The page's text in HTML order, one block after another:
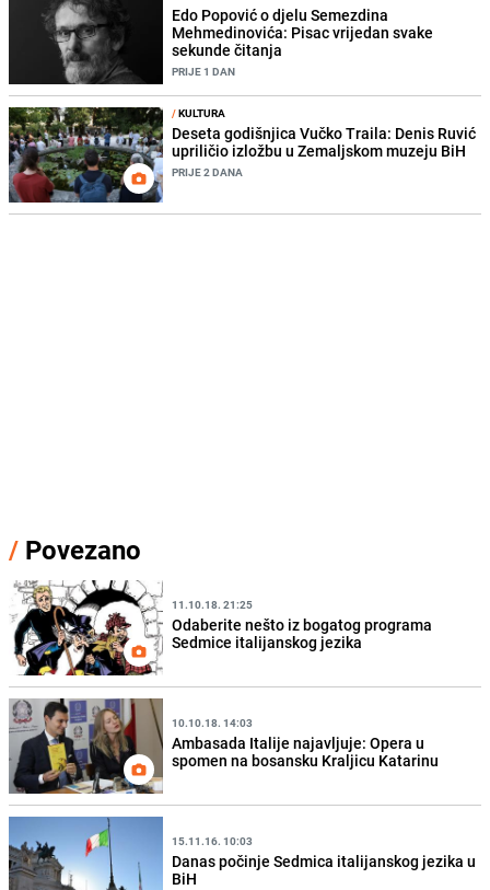
Edo Popović o djelu Semezdina
Mehmedinovića: Pisac vrijedan svake
sekunde čitanja
PRIJE 1 DAN
/KULTURA
Deseta godišnjica Vučko Traila: Denis Ruvić
upriličio izložbu u Zemaljskom muzeju BiH
PRIJE 2 DANA
/ Povezano
11.10.18. 21:25
Odaberite nešto iz bogatog programa
Sedmice italijanskog jezika
10.10.18. 14:03
Ambasada Italije najavljuje: Opera u
spomen na bosansku Kraljicu Katarinu
15.11.16. 10:03
Danas počinje Sedmica italijanskog jezika u
BiH